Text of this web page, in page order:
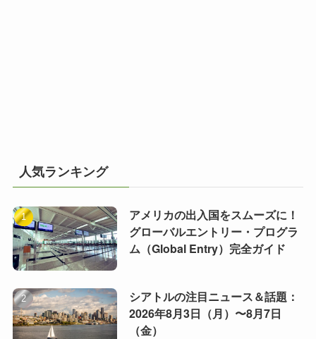
人気ランキング
アメリカの出入国をスムーズに！
グローバルエントリー・プログラ
ム（Global Entry）完全ガイド
シアトルの注目ニュース＆話題：
2026年8月3日（月）〜8月7日
（金）